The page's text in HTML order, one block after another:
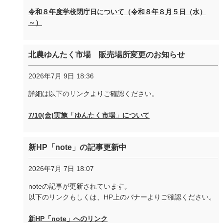
令和８年度学校閉庁日について（令和８年８月５日（水）
～）
北農ゆんたく市場 販売場所変更のお知らせ
2026年7月 9日 18:36
詳細は以下のリンクよりご確認ください。
7/10(金)実施「ゆんたく市場」について
新HP「note」の記事更新中
2026年7月 7日 18:07
noteの記事が更新されています。
以下のリンクもしくは、HP上のバナーよりご確認ください。
新HP「note」へのリンク